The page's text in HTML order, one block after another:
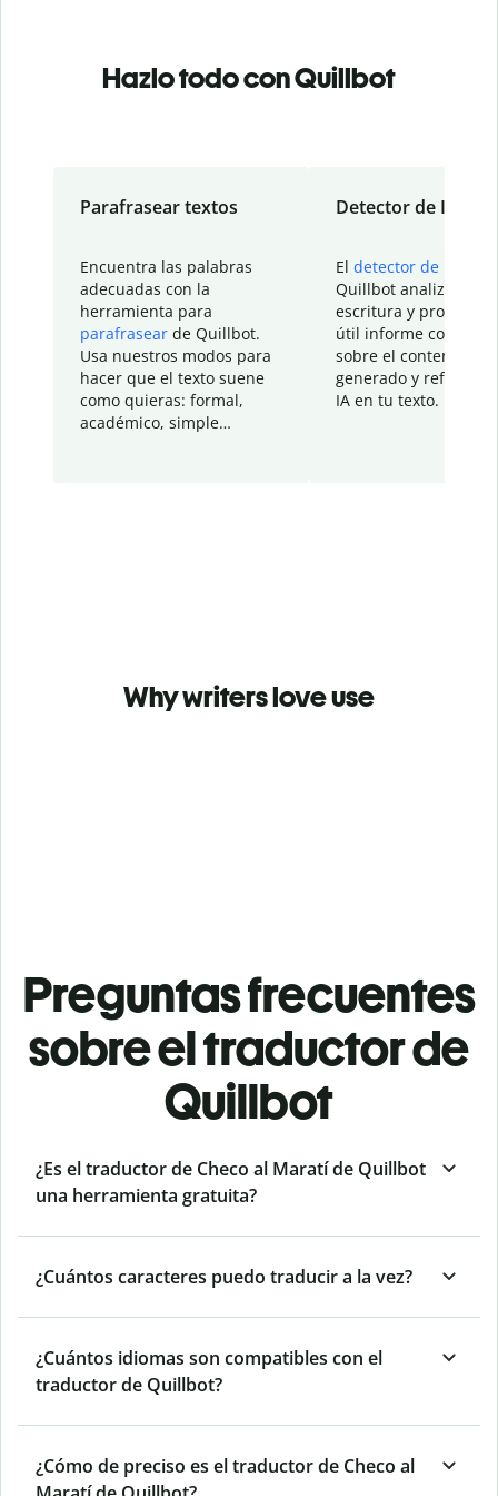
Hazlo todo con Quillbot
Parafrasear textos
Encuentra las palabras
adecuadas con la
herramienta para
parafrasear de Quillbot.
Usa nuestros modos para
hacer que el texto suene
como quieras: formal,
académico, simple…
Detector de IA
El detector de IA
Quillbot analiza tu
escritura y
útil informe con
sobre el contenido
generado y refinado
IA en tu texto.
Why writers love use
Preguntas frecuentes
sobre el traductor de
Quillbot
¿Es el traductor de Checo al Maratí de Quillbot
una herramienta gratuita?
¿Cuántos caracteres puedo traducir a la vez?
¿Cuántos idiomas son compatibles con el
traductor de Quillbot?
¿Cómo de preciso es el traductor de Checo al